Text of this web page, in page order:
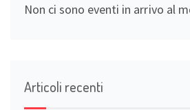
Non ci sono eventi in arrivo al
Articoli recenti